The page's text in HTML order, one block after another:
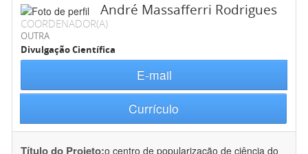
André Massafferri Rodrigues
COORDENADOR(A)
OUTRA
Divulgação Científica
E-mail
Currículo
Título do Projeto:o centro de popularização de ciência do